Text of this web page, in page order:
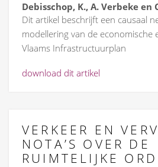
Debisschop, K., A. Verbeke en
Dit artikel beschrijft een causaal
modellering van de economische
Vlaams Infrastructuurplan
download dit artikel
VERKEER EN
NOTA’S OVER DE
RUIMTELIJKE